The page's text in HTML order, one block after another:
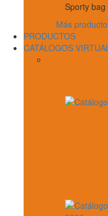
Sporty
Más
PRODUCTOS
CATÁLOGOS